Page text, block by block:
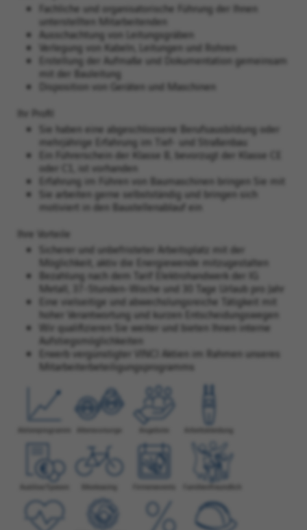
Fachliche und organisatorische Führung der Ihnen
unterstellten Mitarbeitenden
Ausschachtung von Leitungsgräben
Verlegung von Kabeln, Leitungen und Rohren
Erstellung der Aufmaße und Dokumentation gemeinsam
mit der Bauleitung
Disposition von Geräten und Maschinen
Ihr Profil
Sie haben eine abgeschlossene Berufsausbildung oder
mehrjährige Erfahrung im Tief- und Straßenbau
Ein Führerschein der Klasse B, bevorzugt der Klasse CE
oder C1, ist vorhanden
Erfahrung im Führen von Baumaschinen bringen Sie mit
Sie arbeiten gerne selbstständig und bringen sich
motiviert in den Baustellenablauf ein
Ihre Vorteile
Sicherer und unbefristeter Arbeitsplatz mit der
Möglichkeit, aktiv die Energiewende mitzugestalten
Bezahlung nach dem Tarif Elektrohandwerk der IG
Metall, 37-Stunden-Woche und 30 Tage Urlaub pro Jahr
Eine vielseitige und abwechslungsreiche Tätigkeit mit
hoher Verantwortung und kurzen Entscheidungswegen
Wir qualifizieren Sie weiter und bieten Ihnen interne
Aufstiegsmöglichkeiten
Erwerb vergünstigter VINCI Aktien im Rahmen unseres
Mitarbeiterbeteiligungsprogramms